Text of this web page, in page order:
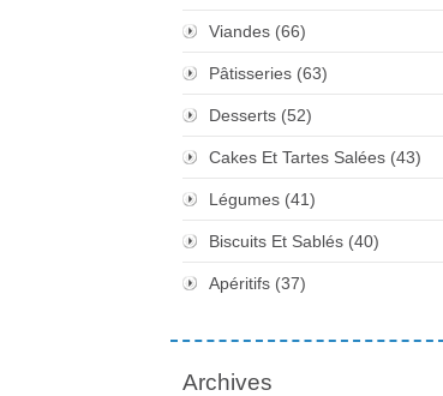
Viandes (66)
Pâtisseries (63)
Desserts (52)
Cakes Et Tartes Salées (43)
Légumes (41)
Biscuits Et Sablés (40)
Apéritifs (37)
Archives